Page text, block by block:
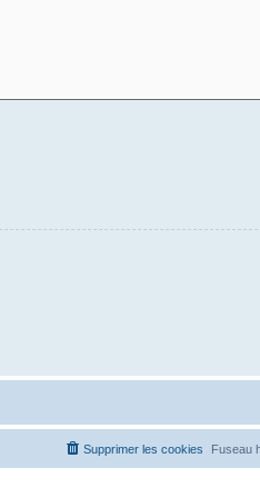
Fuseau
Supprimer les cookies